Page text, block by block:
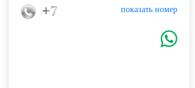
показать номер
+7 (915) 018-37-33